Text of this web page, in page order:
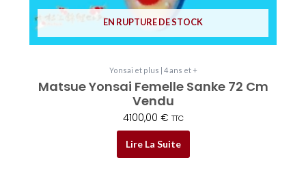
EN RUPTURE DE STOCK
Yonsai et plus | 4 ans et +
Matsue Yonsai Femelle Sanke 72 Cm
Vendu
4100,00 € TTC
Lire La Suite